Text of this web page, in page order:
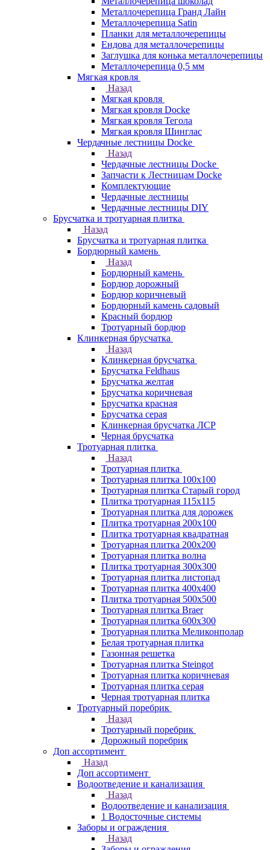
Металлочерепица Гранд Лайн
Металлочерепица Satin
Планки для металлочерепицы
Ендова для металлочерепицы
Заглушка для конька металлочерепицы
Металлочерепица 0,5 мм
Мягкая кровля
Назад
Мягкая кровля
Мягкая кровля Docke
Мягкая кровля Тегола
Мягкая кровля Шинглас
Чердачные лестницы Docke
Назад
Чердачные лестницы Docke
Запчасти к Лестницам Docke
Комплектующие
Чердачные лестницы
Чердачные лестницы DIY
Брусчатка и тротуарная плитка
Назад
Брусчатка и тротуарная плитка
Бордюрный камень
Назад
Бордюрный камень
Бордюр дорожный
Бордюр коричневый
Бордюрный камень садовый
Красный бордюр
Тротуарный бордюр
Клинкерная брусчатка
Назад
Клинкерная брусчатка
Брусчатка Feldhaus
Брусчатка желтая
Брусчатка коричневая
Брусчатка красная
Брусчатка серая
Клинкерная брусчатка ЛСР
Черная брусчатка
Тротуарная плитка
Назад
Тротуарная плитка
Тротуарная плитка 100x100
Тротуарная плитка Старый город
Плитка тротуарная 115x115
Тротуарная плитка для дорожек
Плитка тротуарная 200х100
Плитка тротуарная квадратная
Тротуарная плитка 200х200
Тротуарная плитка волна
Плитка тротуарная 300х300
Тротуарная плитка листопад
Тротуарная плитка 400х400
Плитка тротуарная 500x500
Тротуарная плитка Braer
Тротуарная плитка 600х300
Тротуарная плитка Меликонполар
Белая тротуарная плитка
Газонная решетка
Тротуарная плитка Steingot
Тротуарная плитка коричневая
Тротуарная плитка серая
Черная тротуарная плитка
Тротуарный поребрик
Назад
Тротуарный поребрик
Дорожный поребрик
Доп ассортимент
Назад
Доп ассортимент
Водоотведение и канализация
Назад
Водоотведение и канализация
1 Водосточные системы
Заборы и ограждения
Назад